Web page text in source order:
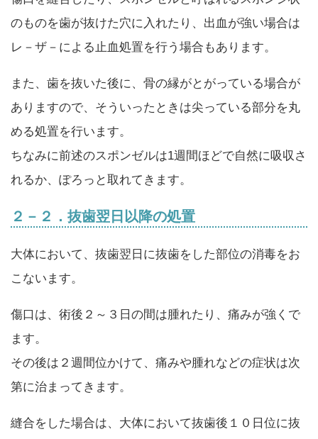
のものを歯が抜けた穴に入れたり、出血が強い場合は
レ－ザ－による止血処置を行う場合もあります。
また、歯を抜いた後に、骨の縁がとがっている場合が
ありますので、そういったときは尖っている部分を丸
める処置を行います。
ちなみに前述のスポンゼルは1週間ほどで自然に吸収さ
れるか、ぽろっと取れてきます。
２－２．抜歯翌日以降の処置
大体において、抜歯翌日に抜歯をした部位の消毒をお
こないます。
傷口は、術後２～３日の間は腫れたり、痛みが強くで
ます。
その後は２週間位かけて、痛みや腫れなどの症状は次
第に治まってきます。
縫合をした場合は、大体において抜歯後１０日位に抜